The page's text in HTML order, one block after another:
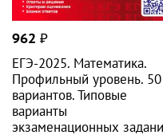
ЕГЭ-2025. Математика.
Профильный уровень. 50
вариантов. Типовые
варианты
экзаменационных заданий
Ященко, Высоцкий,Гордин
Экзамен:ЕГЭ Тесты от